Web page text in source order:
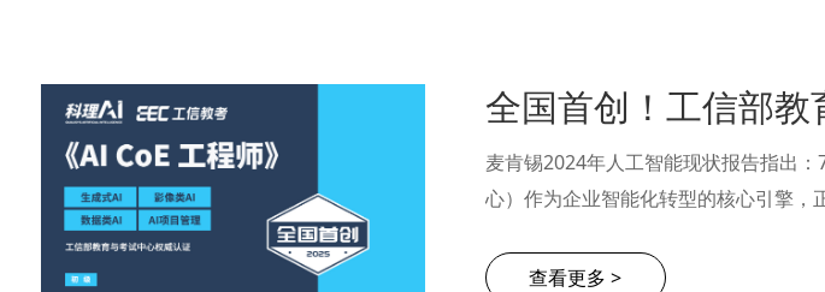
麦肯锡2024年人工智能现状报告指出
心）作为企业智能化转型的核心引擎，
人才培养的……
查看更多 >